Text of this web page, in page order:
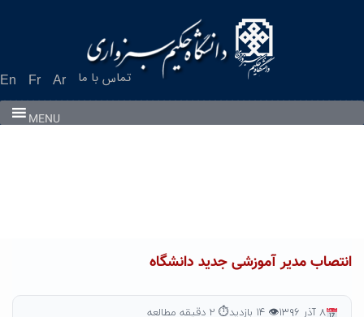
En Fr Ar تماس با ما
MENU
انتصاب مدیر آموزشی جدید دانشگاه
۸ آذر ۱۳۹۶ 👁 ۱۴ بازدید ⏱ ۲ دقیقه مطالعه